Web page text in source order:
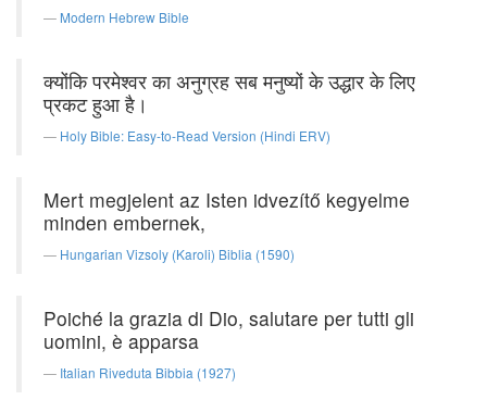
Modern Hebrew Bible
क्योंकि परमेश्वर का अनुग्रह सब मनुष्यों के उद्धार के लिए
प्रकट हुआ है।
Holy Bible: Easy-to-Read Version (Hindi ERV)
Mert megjelent az Isten idvezítő kegyelme
minden embernek,
Hungarian Vizsoly (Karoli) Biblia (1590)
Poiché la grazia di Dio, salutare per tutti gli
uomini, è apparsa
Italian Riveduta Bibbia (1927)